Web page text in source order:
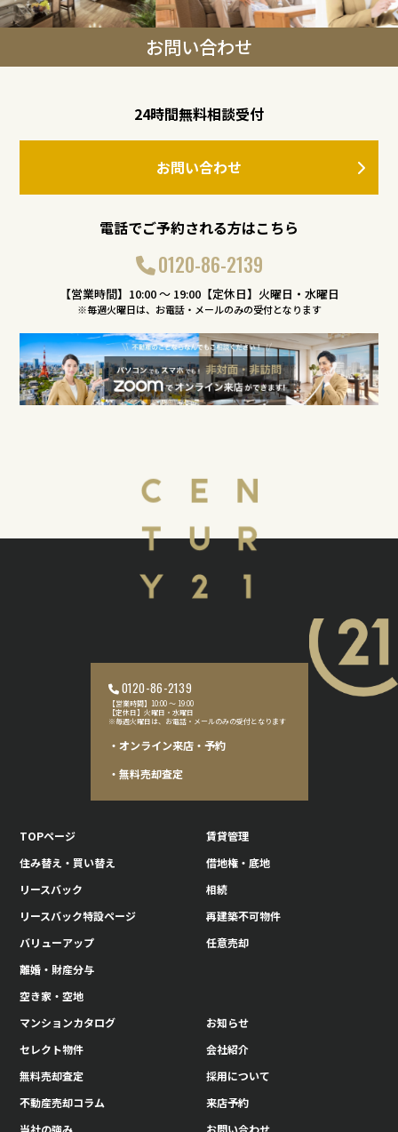
お問い合わせ
24時間無料相談受付
お問い合わせ
電話でご予約される方はこちら
0120-86-2139
【営業時間】10:00 〜 19:00【定休日】火曜日・水曜日
※毎週火曜日は、お電話・メールのみの受付となります
0120-86-2139
【営業時間】10:00 〜 19:00
【定休日】火曜日・水曜日
※毎週火曜日は、お電話・メールのみの受付となります
・オンライン来店・予約
・無料売却査定
TOPページ
住み替え・買い替え
リースバック
リースバック特設ページ
バリューアップ
離婚・財産分与
空き家・空地
賃貸管理
借地権・底地
相続
再建築不可物件
任意売却
マンションカタログ
セレクト物件
無料売却査定
不動産売却コラム
お知らせ
会社紹介
採用について
来店予約